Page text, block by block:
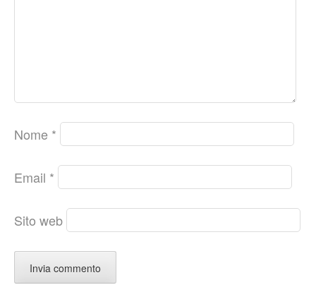
Nome *
Email *
Sito web